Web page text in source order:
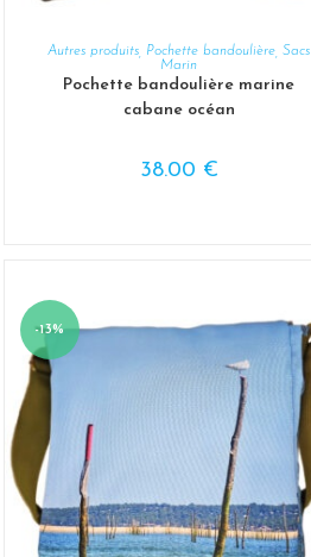
AJOUTER AU PANIER
Autres produits Pochette bandoulière ,Sacs
Marin
Pochette bandoulière marine
cabane océan
38.00 €
-13%